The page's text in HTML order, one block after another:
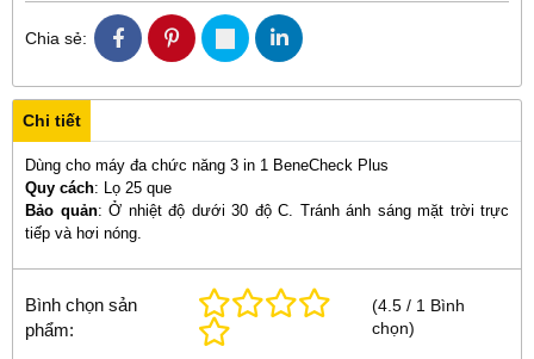
Chia sẻ:
Chi tiết
Dùng cho máy đa chức năng 3 in 1 BeneCheck Plus
Quy cách: Lọ 25 que
Bảo quản: Ở nhiệt độ dưới 30 độ C. Tránh ánh sáng mặt trời trực
tiếp và hơi nóng.
Bình chọn sản
phẩm:
(4.5 / 1 Bình
chọn)